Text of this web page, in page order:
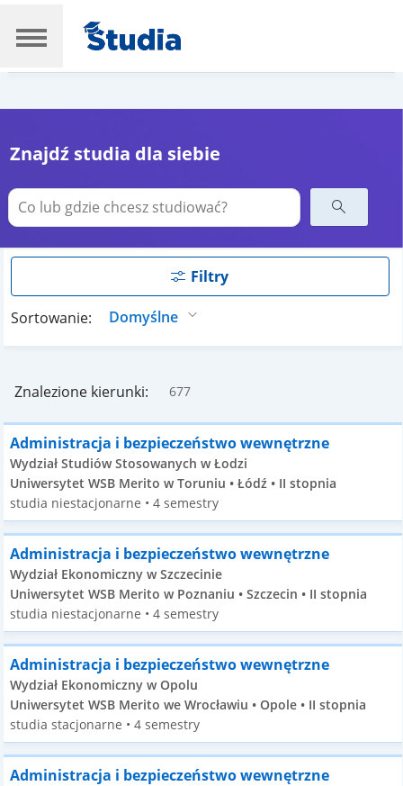
Znajdź studia dla siebie
Filtry
Sortowanie:
Znalezione kierunki: 677
Administracja i bezpieczeństwo wewnętrzne
Wydział Studiów Stosowanych w Łodzi
Uniwersytet WSB Merito w Toruniu • Łódź • II stopnia
studia niestacjonarne • 4 semestry
Administracja i bezpieczeństwo wewnętrzne
Wydział Ekonomiczny w Szczecinie
Uniwersytet WSB Merito w Poznaniu • Szczecin • II stopnia
studia niestacjonarne • 4 semestry
Administracja i bezpieczeństwo wewnętrzne
Wydział Ekonomiczny w Opolu
Uniwersytet WSB Merito we Wrocławiu • Opole • II stopnia
studia stacjonarne • 4 semestry
Administracja i bezpieczeństwo wewnętrzne